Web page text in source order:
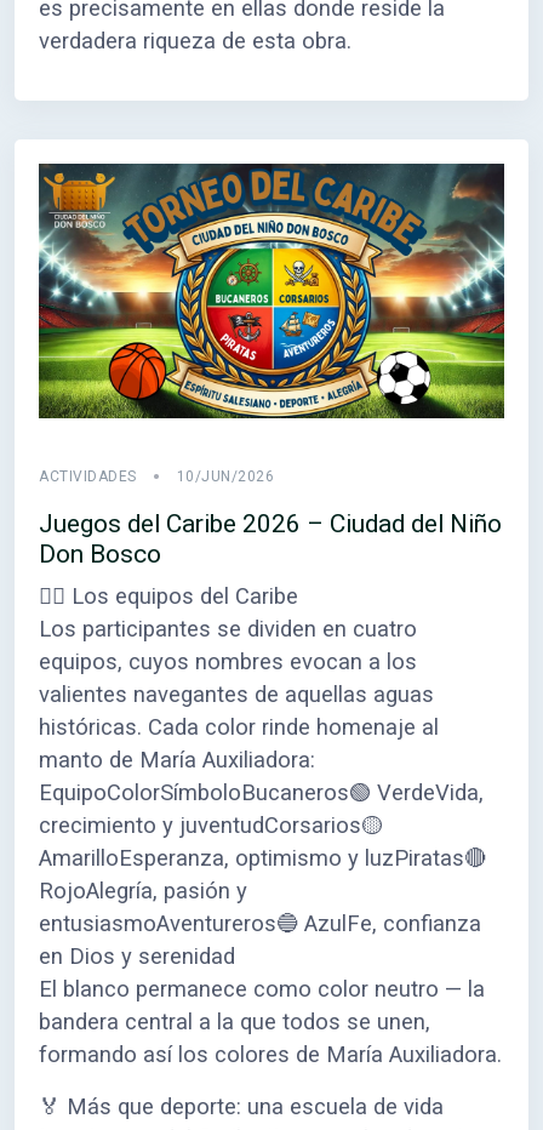
es precisamente en ellas donde reside la
verdadera riqueza de esta obra.
ACTIVIDADES 10/JUN/2026
Juegos del Caribe 2026 – Ciudad del Niño
Don Bosco
🏴‍☠️ Los equipos del Caribe
Los participantes se dividen en cuatro
equipos, cuyos nombres evocan a los
valientes navegantes de aquellas aguas
históricas. Cada color rinde homenaje al
manto de María Auxiliadora:
EquipoColorSímboloBucaneros🟢 VerdeVida,
crecimiento y juventudCorsarios🟡
AmarilloEsperanza, optimismo y luzPiratas🔴
RojoAlegría, pasión y
entusiasmoAventureros🔵 AzulFe, confianza
en Dios y serenidad
El blanco permanece como color neutro — la
bandera central a la que todos se unen,
formando así los colores de María Auxiliadora.
🏅 Más que deporte: una escuela de vida